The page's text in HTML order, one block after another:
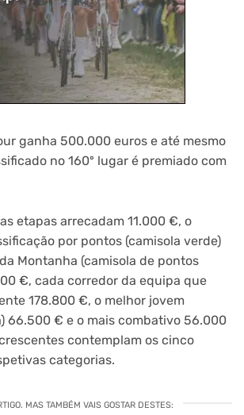
ganha 500.000 euros e até mesmo
no 160º lugar é premiado com
etapas arrecadam 11.000 €, o
por pontos (camisola verde)
Montanha (camisola de pontos
€, cada corredor da equipa que
178.800 €, o melhor jovem
66.500 € e o mais combativo 56.000
contemplam os cinco
categorias.
MAS TAMBÉM VAIS GOSTAR DESTES: